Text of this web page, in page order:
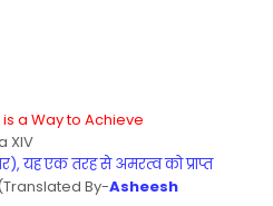
a Way to Achieve
XIV
यह एक तरह से अमरत्व को प्राप्त
By-Asheesh